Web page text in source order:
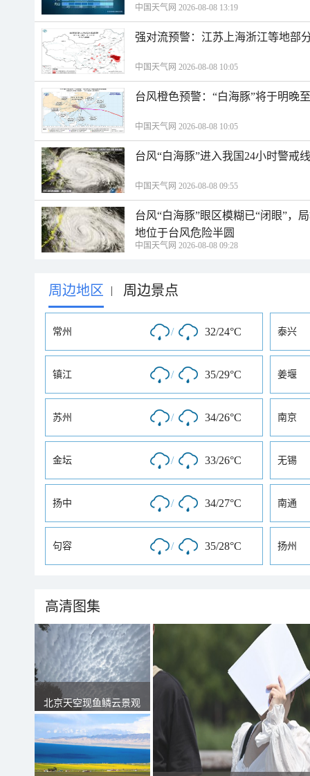
中国天气网 2026-08-08 13:19
强对流预警：江苏上海浙江等地部
中国天气网 2026-08-08 10:05
台风橙色预警：“白海豚”将于明晚
中国天气网 2026-08-08 10:05
台风“白海豚”进入我国24小时警戒
中国天气网 2026-08-08 09:55
台风“白海豚”眼区模糊已“闭眼”，
地位于台风危险半圆
中国天气网 2026-08-08 09:28
周边地区 | 周边景点
常州 / 32/24°C 泰兴
镇江 / 35/29°C 姜堰
苏州 / 34/26°C 南京
金坛 / 33/26°C 无锡
扬中 / 34/27°C 南通
句容 / 35/28°C 扬州
高清图集
北京天空现鱼鳞云景观